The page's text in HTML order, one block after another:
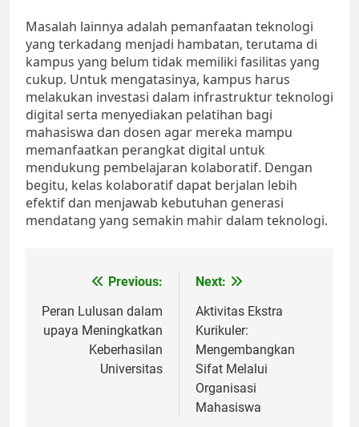
Masalah lainnya adalah pemanfaatan teknologi
yang terkadang menjadi hambatan, terutama di
kampus yang belum tidak memiliki fasilitas yang
cukup. Untuk mengatasinya, kampus harus
melakukan investasi dalam infrastruktur teknologi
digital serta menyediakan pelatihan bagi
mahasiswa dan dosen agar mereka mampu
memanfaatkan perangkat digital untuk
mendukung pembelajaran kolaboratif. Dengan
begitu, kelas kolaboratif dapat berjalan lebih
efektif dan menjawab kebutuhan generasi
mendatang yang semakin mahir dalam teknologi.
navigation
Previous:
Peran Lulusan dalam
upaya Meningkatkan
Keberhasilan
Universitas
Next:
Aktivitas Ekstra
Kurikuler:
Mengembangkan
Sifat Melalui
Organisasi
Mahasiswa